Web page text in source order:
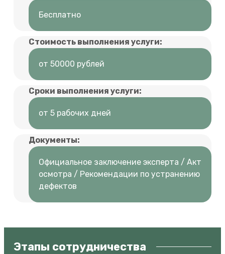
Бесплатно
Стоимость выполнения услуги:
от 50000 рублей
Сроки выполнения услуги:
от 5 рабочих дней
Документы:
Официальное заключение эксперта / Акт
осмотра / Рекомендации по устранению
дефектов
Этапы сотрудничества